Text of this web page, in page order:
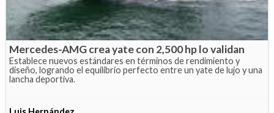
Mercedes-AMG crea yate con 2,500 hp lo validan
Establece nuevos estándares en términos de rendimiento y
diseño, logrando el equilibrio perfecto entre un yate de lujo y una
lancha deportiva.